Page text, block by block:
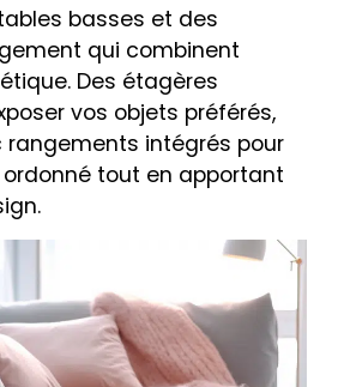
basses et des
qui combinent
Des étagères
vos objets préférés,
intégrés pour
ordonné tout en apportant